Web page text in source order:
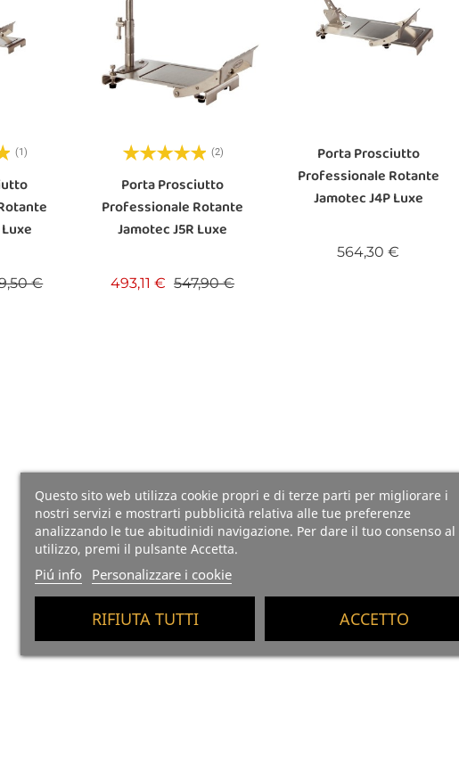
Questo sito web utilizza cookie propri e di terze parti per migliorare i
nostri servizi e mostrarti pubblicità relativa alle tue preferenze
analizzando le tue abitudinidi navigazione. Per dare il tuo consenso al
utilizzo, premi il pulsante Accetta.
Piú info Personalizzare i cookie
RIFIUTA TUTTI ACCETTO
(1)
base
€Prezzo
(2)
Porta Prosciutto
Professionale Rotante
Jamotec J5R Luxe
493,11 € Prezzo base
547,90 €Prezzo
Porta Prosciutto
Professionale Rotante
Jamotec J4P Luxe
564,30 €